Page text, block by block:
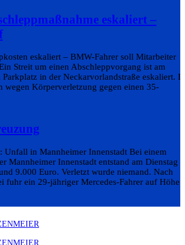
eskaliert –
eskaliert – BMW-Fahrer soll Mitarbeiter
Streit um einen Abschleppvorgang ist am
Parkplatz in der Neckarvorlandstraße eskaliert.
wegen Körperverletzung gegen einen 35-
Unfall in Mannheimer Innenstadt Bei einem
Mannheimer Innenstadt entstand am Dienstag
9.000 Euro. Verletzt wurde niemand. Nach
fuhr ein 29-jähriger Mercedes-Fahrer auf Höhe